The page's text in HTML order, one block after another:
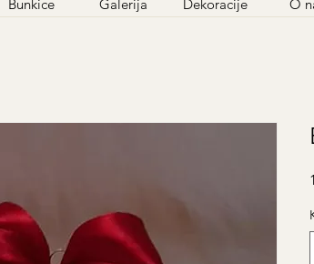
Bunkice Galerija Dekoracije O